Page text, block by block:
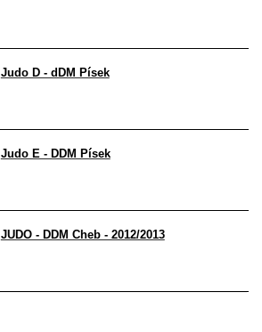
Judo D - dDM Písek
Judo E - DDM Písek
JUDO - DDM Cheb - 2012/2013